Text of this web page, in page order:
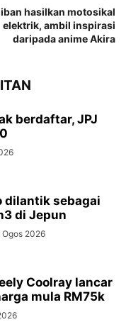
hasilkan motosikal
elektrik, ambil inspirasi
daripada anime Akira
berdaftar, JPJ
dilantik sebagai
di Jepun
Ogos 2026
Coolray lancar
mula RM75k